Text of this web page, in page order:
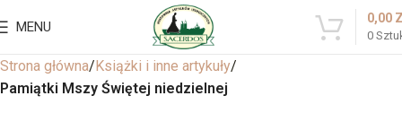
MENU
0
0,00
Strona główna Książki i inne artykuły
Pamiątki Mszy Świętej niedzielnej